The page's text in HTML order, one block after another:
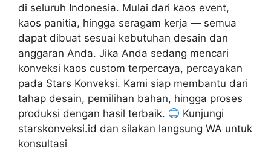
di seluruh Indonesia. Mulai dari kaos event,
kaos panitia, hingga seragam kerja — semua
dapat dibuat sesuai kebutuhan desain dan
anggaran Anda. Jika Anda sedang mencari
konveksi kaos custom terpercaya, percayakan
pada Stars Konveksi. Kami siap membantu dari
tahap desain, pemilihan bahan, hingga proses
produksi dengan hasil terbaik.
Kunjungi
starskonveksi.id dan silakan langsung WA untuk
konsultasi